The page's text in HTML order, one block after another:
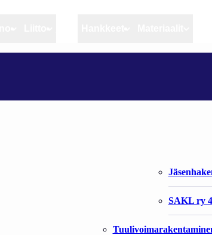
Artikkelit Elinkeino
Rannikko ja
Elinkeinokalatalouden
Kalat ja kalatalous
Vahinkoeläimet
Liitto
Liiton
SAKL ry
vai